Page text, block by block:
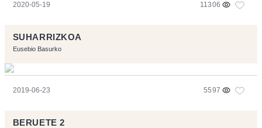
2020-05-19 11306
SUHARRIZKOA
Eusebio Basurko
2019-06-23 5597
BERUETE 2